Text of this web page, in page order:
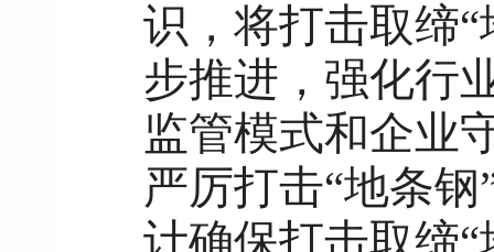
识，将打击取缔
步推进，强化行
监管模式和企业
严厉打击“地条
计确保打击取缔